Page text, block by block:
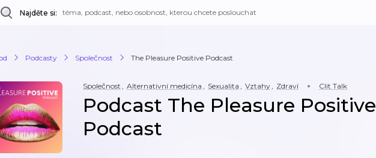
Najděte si:
Podcasty Společnost The Pleasure Positive Podcast
Společnost , Alternativní medicína , Sexualita , Vztahy, Zdraví Clit Talk
Podcast The Pleasure Positive
Podcast